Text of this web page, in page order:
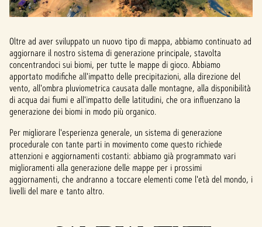
Oltre ad aver sviluppato un nuovo tipo di mappa, abbiamo continuato ad
aggiornare il nostro sistema di generazione principale, stavolta
concentrandoci sui biomi, per tutte le mappe di gioco. Abbiamo
apportato modifiche all'impatto delle precipitazioni, alla direzione del
vento, all'ombra pluviometrica causata dalle montagne, alla disponibilità
di acqua dai fiumi e all'impatto delle latitudini, che ora influenzano la
generazione dei biomi in modo più organico.
Per migliorare l'esperienza generale, un sistema di generazione
procedurale con tante parti in movimento come questo richiede
attenzioni e aggiornamenti costanti: abbiamo già programmato vari
miglioramenti alla generazione delle mappe per i prossimi
aggiornamenti, che andranno a toccare elementi come l'età del mondo, i
livelli del mare e tanto altro.